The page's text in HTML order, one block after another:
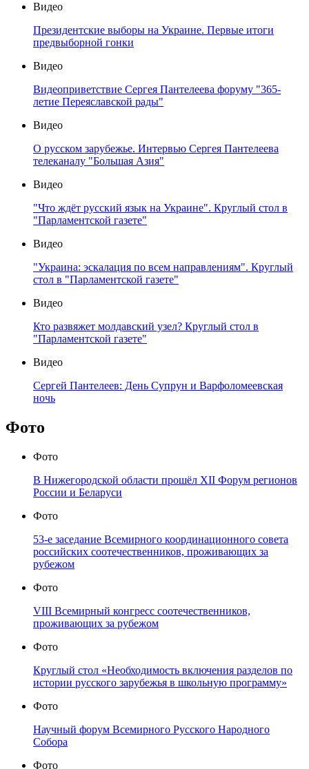
Видео
Президентские выборы на Украине. Первые итоги
предвыборной гонки
Видео
Видеоприветствие Сергея Пантелеева форуму "365-
летие Переяславской рады"
Видео
О русском зарубежье. Интервью Сергея Пантелеева
телеканалу "Большая Азия"
Видео
"Что ждёт русский язык на Украине". Круглый стол в
"Парламентской газете"
Видео
"Украина: эскалация по всем направлениям". Круглый
стол в "Парламентской газете"
Видео
Кто развяжет молдавский узел? Круглый стол в
"Парламентской газете"
Видео
Сергей Пантелеев: День Супрун и Варфоломеевская
ночь
Фото
Фото
В Нижегородской области прошёл XII Форум регионов
России и Беларуси
Фото
53-е заседание Всемирного координационного совета
российских соотечественников, проживающих за
рубежом
Фото
VIII Всемирный конгресс соотечественников,
проживающих за рубежом
Фото
Круглый стол «Необходимость включения разделов по
истории русского зарубежья в школьную программу»
Фото
Научный форум Всемирного Русского Народного
Собора
Фото